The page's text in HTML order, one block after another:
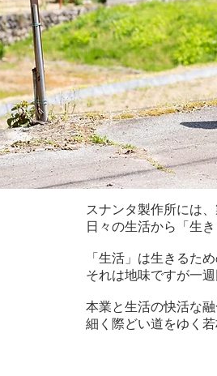
スナンタ製作所には
日々の生活から「生
「生活」は生きるた
それは地味ですが一週
本業と生活の快活な
細く際どい道をゆく